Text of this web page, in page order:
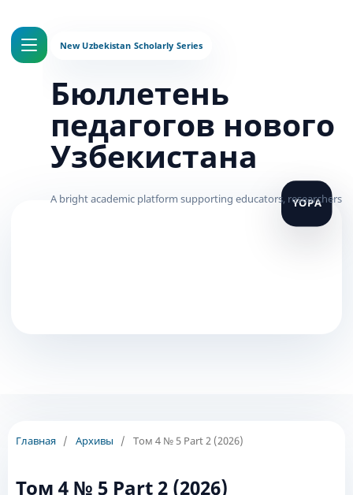
Бюллетень
педагогов нового
Узбекистана
Главная / Архивы / Том 4 № 5 Part 2 (2026)
Том 4 № 5 Part 2 (2026)